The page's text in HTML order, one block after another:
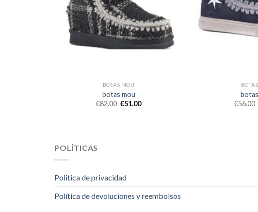
BOTAS MOU
botas mou
€82.00 €51.00
€56.00
POLÍTICAS
Politica de privacidad
Política de devoluciones y reembolsos